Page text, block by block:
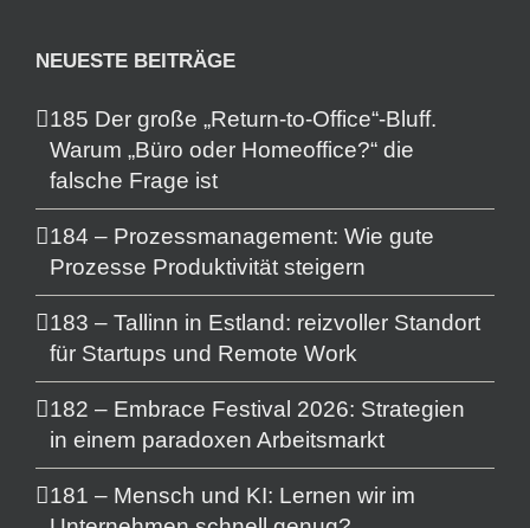
NEUESTE BEITRÄGE
185 Der große „Return-to-Office“-Bluff.
Warum „Büro oder Homeoffice?“ die
falsche Frage ist
184 – Prozessmanagement: Wie gute
Prozesse Produktivität steigern
183 – Tallinn in Estland: reizvoller Standort
für Startups und Remote Work
182 – Embrace Festival 2026: Strategien
in einem paradoxen Arbeitsmarkt
181 – Mensch und KI: Lernen wir im